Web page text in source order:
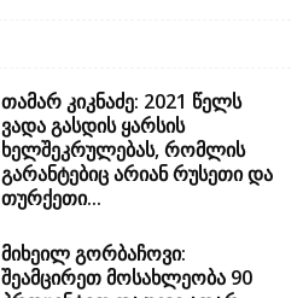
თამარ კიკნაძე: 2021 წელს
ვადა გასდის ყარსის
ხელშეკრულებას, რომლის
გარანტებიც არიან რუსეთი და
თურქეთი...
მიხეილ გორბაჩოვი:
შეამცირეთ მოსახლეობა 90